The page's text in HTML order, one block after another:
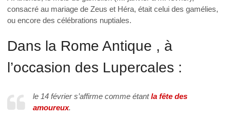
consacré au mariage de Zeus et Héra, était celui des gamélies,
ou encore des célébrations nuptiales.
Dans la Rome Antique , à
l’occasion des Lupercales :
le 14 février s’affirme comme étantla fête des
amoureux.